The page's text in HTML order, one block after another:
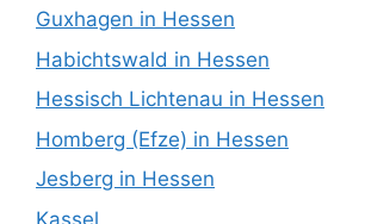
Guxhagen in Hessen
Habichtswald in Hessen
Hessisch Lichtenau in Hessen
Homberg (Efze) in Hessen
Jesberg in Hessen
Kassel